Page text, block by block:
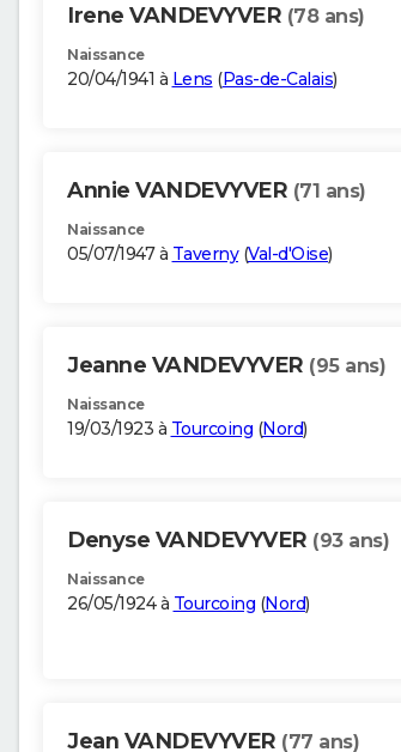
Irene VANDEVYVER (78 ans)
Naissance
20/04/1941 à Lens (Pas-de-Calais)
Annie VANDEVYVER (71 ans)
Naissance
05/07/1947 à Taverny(Val-d'Oise)
Jeanne VANDEVYVER (95 ans)
Naissance
19/03/1923 à Tourcoing (Nord)
Denyse VANDEVYVER (93 ans)
Naissance
26/05/1924 à Tourcoing (Nord)
Jean VANDEVYVER (77 ans)